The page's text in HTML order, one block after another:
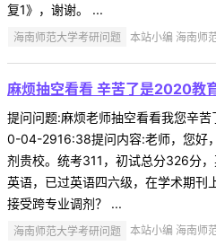
复1》，谢谢。 ...
海南师范大学考研问题 本站小编 海南师
麻烦抽空看看 辛苦了是2020教
提问问题:麻烦老师抽空看看我您辛
0-04-2916:38提问内容:老师，您好
剂贵校。统考311，初试总分326分
英语，已过英语四六级，在学术期刊
接受跨专业调剂？ ...
海南师范大学考研问题 本站小编 海南师